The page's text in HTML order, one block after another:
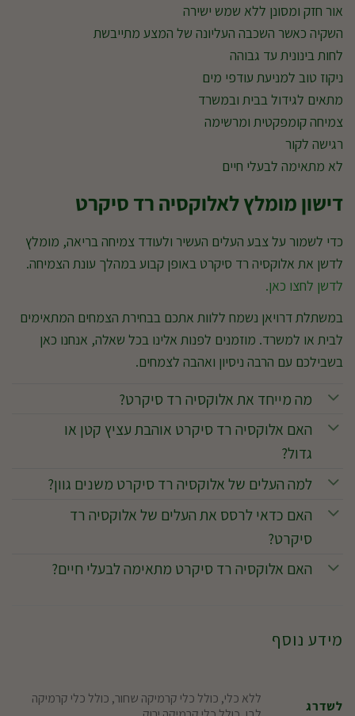
אור חזק ומסונן ללא שמש ישירה
השקיה כאשר השכבה העליונה של המצע מתייבשת
לחות בינונית עד גבוהה
ניקוז טוב למניעת עודפי מים
מתאים לגידול בבית ובמשרד
צמיחה קומפקטית ומרשימה
רגישה לקור
לא מתאימה לבעלי חיים
דישון מומלץ לאלוקסיה רד סיקרט
כדי לשמור על צבע העלים העשיר ולעודד צמיחה בריאה, מומלץ
לדשן את אלוקסיה רד סיקרט באופן קבוע במהלך עונת הצמיחה.
לדשן לחצו כאן.
במשתלת דרויאן נשמח ללוות אתכם בבחירת הצמחים המתאימים
לבית או למשרד. מוזמנים לפנות אלינו בכל שאלה, אנחנו כאן
בשבילכם עם הרבה ניסיון ואהבה לצמחים.
מה מייחד את אלוקסיה רד סיקרט?
האם אלוקסיה רד סיקרט אוהבת עציץ קטן או
גדול?
למה העלים של אלוקסיה רד סיקרט משנים גוון?
האם כדאי לרסס את העלים של אלוקסיה רד
סיקרט?
האם אלוקסיה רד סיקרט מתאימה לבעלי חיים?
מידע נוסף
לשדרג
ללא כלי, כולל כלי קרמיקה שחור, כולל כלי קרמיקה